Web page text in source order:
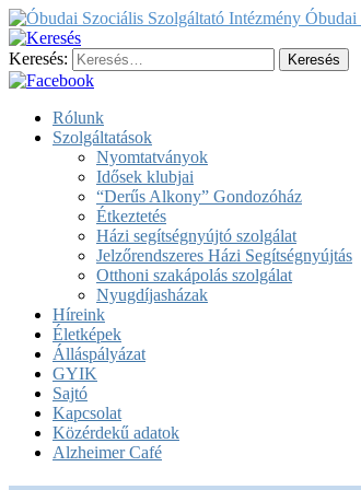
Óbudai
Keresés:
Rólunk
Szolgáltatások
Nyomtatványok
Idősek klubjai
“Derűs Alkony” Gondozóház
Étkeztetés
Házi segítségnyújtó szolgálat
Jelzőrendszeres Házi Segítségnyújtás
Otthoni szakápolás szolgálat
Nyugdíjasházak
Híreink
Életképek
Álláspályázat
GYIK
Sajtó
Kapcsolat
Közérdekű adatok
Alzheimer Café